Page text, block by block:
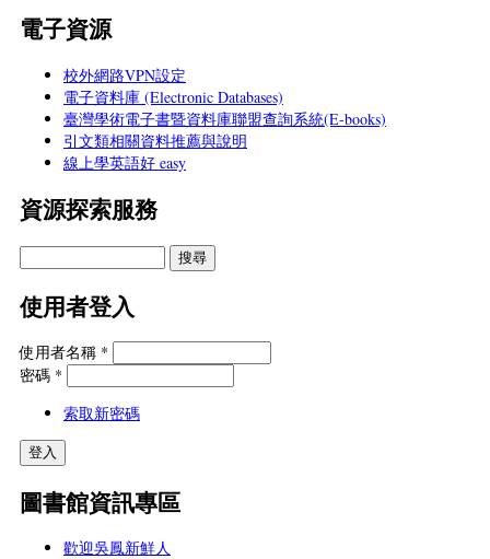
電子資源
校外網路VPN設定
電子資料庫 (Electronic Databases)
臺灣學術電子書暨資料庫聯盟查詢系統(E-books)
引文類相關資料推薦與說明
線上學英語好 easy
資源探索服務
使用者登入
使用者名稱 *
密碼 *
索取新密碼
圖書館資訊專區
歡迎吳鳳新鮮人